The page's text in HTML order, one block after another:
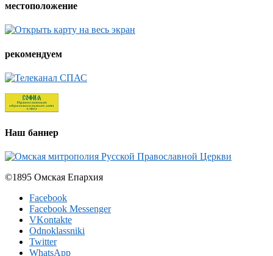
местоположение
рекомендуем
Наш баннер
©1895 Омская Епархия
Facebook
Facebook Messenger
VKontakte
Odnoklassniki
Twitter
WhatsApp